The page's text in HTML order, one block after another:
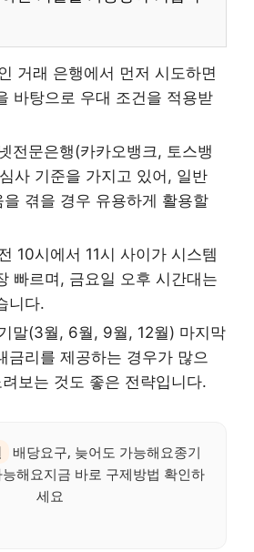
거래 은행에서 먼저 시도하면
바탕으로 우대 조건을 적용받
전문은행(카카오뱅크, 토스뱅
사 기준을 가지고 있어, 일반
겪을 경우 유용하게 활용할
10시에서 11시 사이가 시스템
빠르며, 금요일 오후 시간대는
니다.
말(3월, 6월, 9월, 12월) 마지막
금리를 제공하는 경우가 많으
보는 것도 좋은 전략입니다.
배당요구, 늦어도 가능해요종기
해요지금 바로 구제방법 확인하
세요